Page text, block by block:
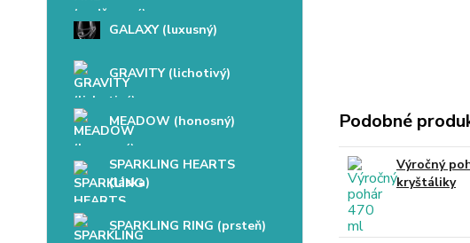
GALAXY (luxusný)
GRAVITY (lichotivý)
MEADOW (honosný)
SPARKLING HEARTS
(láska)
SPARKLING RING (prsteň)
Podobné
Výročný
kryštáliky